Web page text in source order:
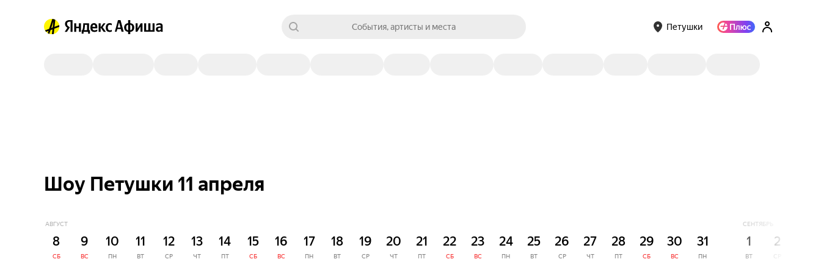
События, артисты и места Петушки
Шоу Петушки 11 апреля
АВГУСТ
8
СБ
9
ВС
10
ПН
11
ВТ
12
СР
13
ЧТ
14
ПТ
15
СБ
16
ВС
17
ПН
18
ВТ
19
СР
20
ЧТ
21
ПТ
22
СБ
23
ВС
24
ПН
25
ВТ
26
СР
27
ЧТ
28
ПТ
29
СБ
30
ВС
31
ПН
СЕНТЯБРЬ
1
ВТ
2